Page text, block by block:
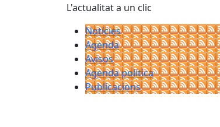
L'actualitat a un clic
Notícies
Agenda
Avisos
Agenda política
Publicacions